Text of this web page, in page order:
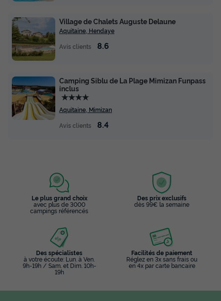
Village de Chalets Auguste Delaune
Aquitaine, Hendaye
Avis clients
8.6
Camping Siblu de La Plage Mimizan Funpass
inclus
★★★★
Aquitaine, Mimizan
Avis clients
8.4
Le plus grand choix
avec plus de 3000
campings référencés
Des prix exclusifs
dès 99€ la semaine
Des spécialistes
à votre écoute: Lun. à Ven.
9h-19h / Sam. et Dim. 10h-
19h
Facilités de paiement
Réglez en 3x sans frais ou
en 4x par carte bancaire